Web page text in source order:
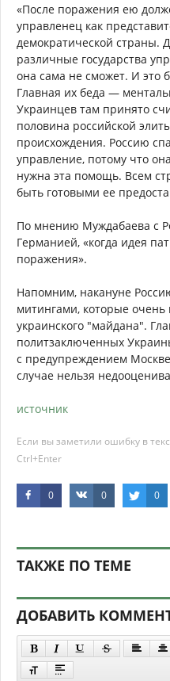
«После поражения ею
управленец как
демократической страны.
различные государства
она сама не сможет. И это
Главная их беда —
Украинцев там принято
половина российской
происхождения. Россию
управление, потому что
нужна эта помощь. Всем
быть готовыми ее
По мнению Муждабаева с
Германией, «когда идея
поражения».
Напомним, накануне
митингами, которые
украинского "майдана".
политзаключенных
с предупреждением
случае нельзя
источник
Если вы заметили ошибку в
Ctrl+Enter
0 0 0
ТАКЖЕ ПО ТЕМЕ
ДОБАВИТЬ